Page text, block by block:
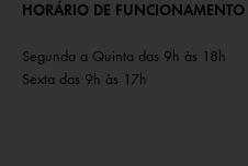
HORÁRIO DE FUNCIONAMENTO
Segunda a Quinta das 9h às 18h
Sexta das 9h às 17h